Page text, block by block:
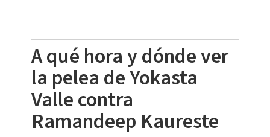
A qué hora y dónde ver
la pelea de Yokasta
Valle contra
Ramandeep Kaureste